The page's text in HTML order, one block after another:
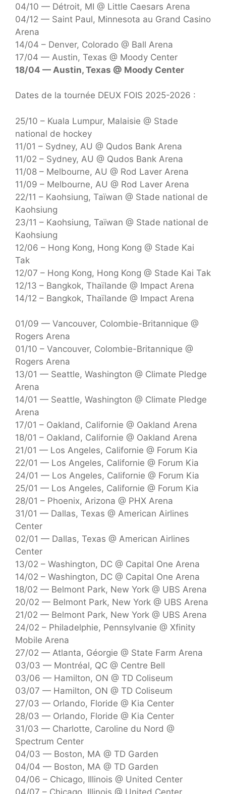
04/10 — Détroit, MI @ Little Caesars Arena
04/12 — Saint Paul, Minnesota au Grand Casino
Arena
14/04 – Denver, Colorado @ Ball Arena
17/04 — Austin, Texas @ Moody Center
18/04 — Austin, Texas @ Moody Center
Dates de la tournée DEUX FOIS 2025-2026 :
25/10 – Kuala Lumpur, Malaisie @ Stade
national de hockey
11/01 – Sydney, AU @ Qudos Bank Arena
11/02 – Sydney, AU @ Qudos Bank Arena
11/08 – Melbourne, AU @ Rod Laver Arena
11/09 – Melbourne, AU @ Rod Laver Arena
22/11 – Kaohsiung, Taïwan @ Stade national de
Kaohsiung
23/11 – Kaohsiung, Taïwan @ Stade national de
Kaohsiung
12/06 – Hong Kong, Hong Kong @ Stade Kai
Tak
12/07 – Hong Kong, Hong Kong @ Stade Kai Tak
12/13 – Bangkok, Thaïlande @ Impact Arena
14/12 – Bangkok, Thaïlande @ Impact Arena
01/09 — Vancouver, Colombie-Britannique @
Rogers Arena
01/10 – Vancouver, Colombie-Britannique @
Rogers Arena
13/01 — Seattle, Washington @ Climate Pledge
Arena
14/01 — Seattle, Washington @ Climate Pledge
Arena
17/01 – Oakland, Californie @ Oakland Arena
18/01 – Oakland, Californie @ Oakland Arena
21/01 — Los Angeles, Californie @ Forum Kia
22/01 — Los Angeles, Californie @ Forum Kia
24/01 — Los Angeles, Californie @ Forum Kia
25/01 — Los Angeles, Californie @ Forum Kia
28/01 – Phoenix, Arizona @ PHX Arena
31/01 — Dallas, Texas @ American Airlines
Center
02/01 — Dallas, Texas @ American Airlines
Center
13/02 – Washington, DC @ Capital One Arena
14/02 – Washington, DC @ Capital One Arena
18/02 — Belmont Park, New York @ UBS Arena
20/02 — Belmont Park, New York @ UBS Arena
21/02 — Belmont Park, New York @ UBS Arena
24/02 – Philadelphie, Pennsylvanie @ Xfinity
Mobile Arena
27/02 — Atlanta, Géorgie @ State Farm Arena
03/03 — Montréal, QC @ Centre Bell
03/06 — Hamilton, ON @ TD Coliseum
03/07 — Hamilton, ON @ TD Coliseum
27/03 — Orlando, Floride @ Kia Center
28/03 — Orlando, Floride @ Kia Center
31/03 — Charlotte, Caroline du Nord @
Spectrum Center
04/03 — Boston, MA @ TD Garden
04/04 — Boston, MA @ TD Garden
04/06 – Chicago, Illinois @ United Center